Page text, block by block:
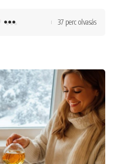
37 perc olvasás